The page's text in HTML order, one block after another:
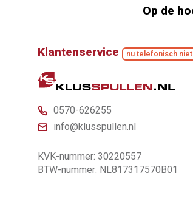
Op de
Klantenservice nu telefonisch
0570-626255
info@klusspullen.nl
KVK-nummer: 30220557
BTW-nummer: NL817317570B01